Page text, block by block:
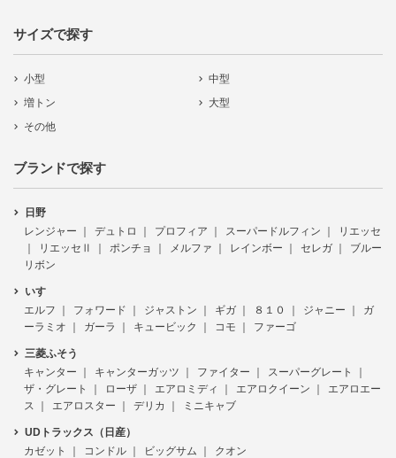
サイズで探す
小型
中型
増トン
大型
その他
ブランドで探す
日野
レンジャー
デュトロ プロフィア スーパードルフィン
リエッセ
リエッセⅡ
ポンチョ メルファ レインボー セレガ
ブルー
リボン
いすゞ
エルフ
フォワード ジャストン ギガ ８１０ ジャニー
ガ
ーラミオ
ガーラ キュービック コモ ファーゴ
三菱ふそう
キャンター
キャンターガッツ ファイター
スーパーグレート
ザ・グレート
ローザ エアロミディ エアロクイーン
エアロエー
ス
エアロスター デリカ ミニキャブ
UDトラックス（日産）
カゼット
コンドル ビッグサム クオン